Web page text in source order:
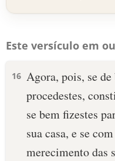
Este versículo em
16 Agora, pois, se
procedestes,
se bem fizestes
sua casa, e se
merecimento das